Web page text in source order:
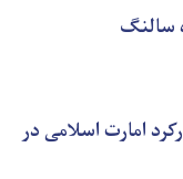
سالنگ
امارت اسلامی در